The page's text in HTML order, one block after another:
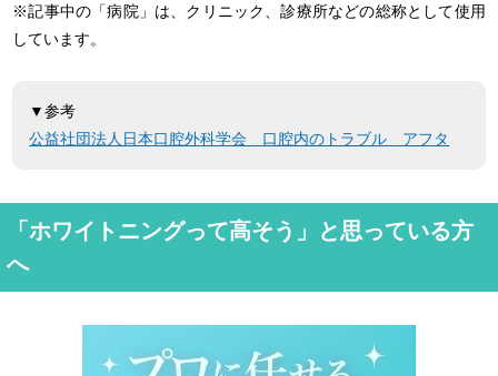
※記事中の「病院」は、クリニック、診療所などの総称として使用
しています。
▼参考
公益社団法人日本口腔外科学会 口腔内のトラブル アフタ
「ホワイトニングって高そう」と思っている方
へ